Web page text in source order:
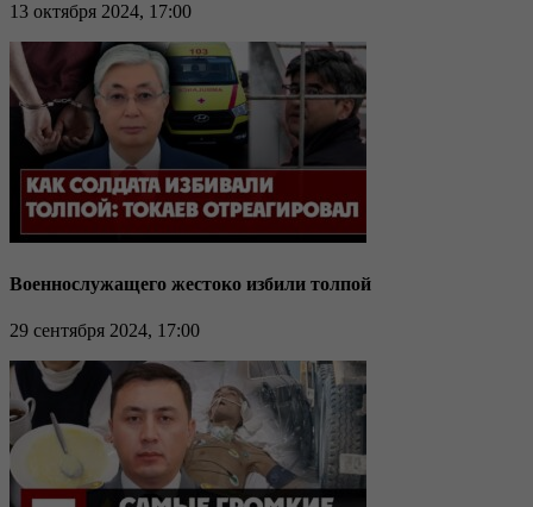
13 октября 2024, 17:00
Военнослужащего жестоко избили толпой
29 сентября 2024, 17:00